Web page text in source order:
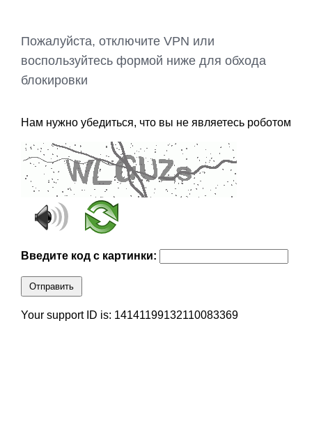
Пожалуйста, отключите VPN или
воспользуйтесь формой ниже для обхода
блокировки
Нам нужно убедиться, что вы не являетесь роботом
Введите код с картинки:
Отправить
Your support ID is: 14141199132110083369